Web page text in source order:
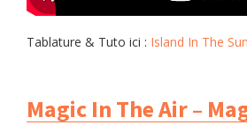
Tablature & Tuto ici : Island In The Sun
Magic In The Air –